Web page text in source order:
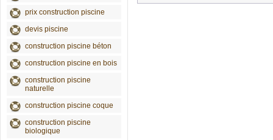
prix construction piscine
devis piscine
construction piscine béton
construction piscine en bois
construction piscine
naturelle
construction piscine coque
construction piscine
biologique